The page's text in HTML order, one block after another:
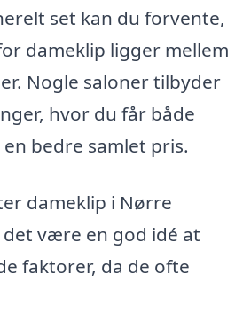
set kan du forvente,
dameklip ligger mellem
Nogle saloner tilbyder
hvor du får både
bedre samlet pris.
dameklip i Nørre
det være en god idé at
faktorer, da de ofte